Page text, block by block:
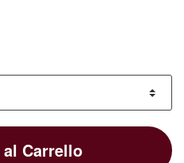
Carrello